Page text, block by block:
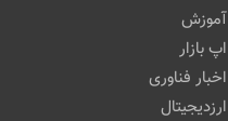
آموزش
اپ بازار
اخبار فناوری
ارزدیجیتال